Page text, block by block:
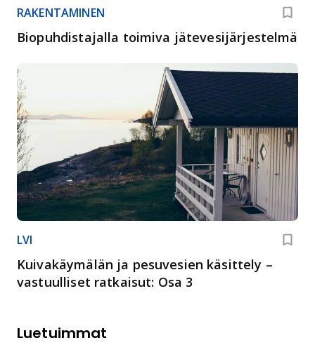
RAKENTAMINEN
Biopuhdistajalla toimiva jätevesijärjestelmä
LVI
Kuivakäymälän ja pesuvesien käsittely –
vastuulliset ratkaisut: Osa 3
Luetuimmat